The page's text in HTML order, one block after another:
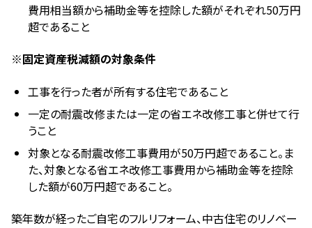
費用相当額から補助金等を控除した額がそれぞれ50万円
超であること
※固定資産税減額の対象条件
工事を行った者が所有する住宅であること
一定の耐震改修または一定の省エネ改修工事と併せて行
うこと
対象となる耐震改修工事費用が50万円超であること。ま
た、対象となる省エネ改修工事費用から補助金等を控除
した額が60万円超であること。
築年数が経ったご自宅のフルリフォーム、中古住宅のリノベー